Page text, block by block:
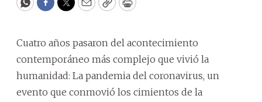
WhatsApp
Facebook
Twitter
EmailCopyPrint
Cuatro años pasaron del acontecimiento
contemporáneo más complejo que vivió la
humanidad: La pandemia del coronavirus, un
evento que conmovió los cimientos de la